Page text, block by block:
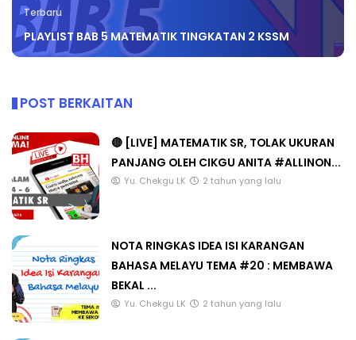
Terbaru
PLAYLIST BAB 5 MATEMATIK TINGKATAN 2 KSSM
POST BERKAITAN
🔴 [LIVE] MATEMATIK SR, TOLAK UKURAN
PANJANG OLEH CIKGU ANITA #ALLINON...
Yu. Chekgu LK 2 tahun yang lalu
NOTA RINGKAS IDEA ISI KARANGAN
BAHASA MELAYU TEMA #20 : MEMBAWA
BEKAL ...
Yu. Chekgu LK 2 tahun yang lalu